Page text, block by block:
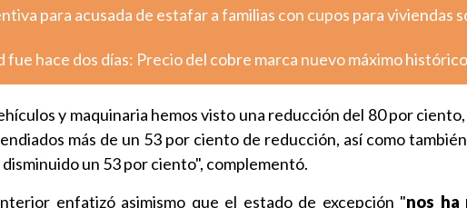
para acusada de estafar a familias con cupos para viviendas
fue hace dos días: Precio del cobre marca nuevo máximo histórico
y maquinaria hemos visto una reducción del 80 por
más de un 53 por ciento de reducción, así como
disminuido un 53 por ciento", complementó.
enfatizó asimismo que el estado de excepción "nos ha